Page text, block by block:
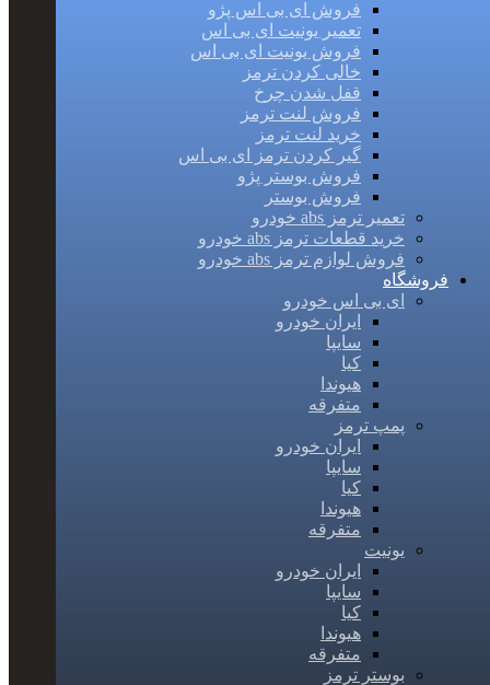
فروش ای بی اس پژو
تعمیر یونیت ای بی اس
فروش یونیت ای بی اس
خالی کردن ترمز
قفل شدن چرخ
فروش لنت ترمز
خرید لنت ترمز
گیر کردن ترمز ای بی اس
فروش بوستر پژو
فروش بوستر
تعمیر ترمز abs خودرو
خرید قطعات ترمز abs خودرو
فروش لوازم ترمز abs خودرو
فروشگاه
ای بی اس خودرو
ایران خودرو
سایپا
کیا
هیوندا
متفرقه
پمپ ترمز
ایران خودرو
سایپا
کیا
هیوندا
متفرقه
یونیت
ایران خودرو
سایپا
کیا
هیوندا
متفرقه
بوستر ترمز